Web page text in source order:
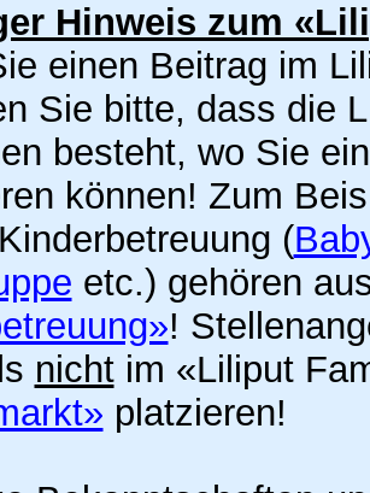
Hinweis zum
einen Beitrag im
Sie bitte, dass die
besteht, wo Sie
können! Zum
(
etc.) gehören
!
nichtim «Liliput
platzieren!